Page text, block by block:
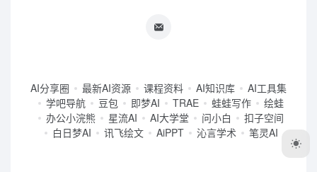
AI分享圈 最新AI资源 课程资料 AI知识库
AI工具集
学吧导航
豆包 即梦AI TRAE 蛙蛙写作
绘蛙
办公小浣熊
星流AI AI大学堂 问小白
扣子空间
白日梦AI
讯飞绘文 AiPPT 沁言学术 笔灵AI